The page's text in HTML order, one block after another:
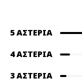
5 ΑΣΤΈΡΙΑ
4 ΑΣΤΈΡΙΑ
3 ΑΣΤΈΡΙΑ